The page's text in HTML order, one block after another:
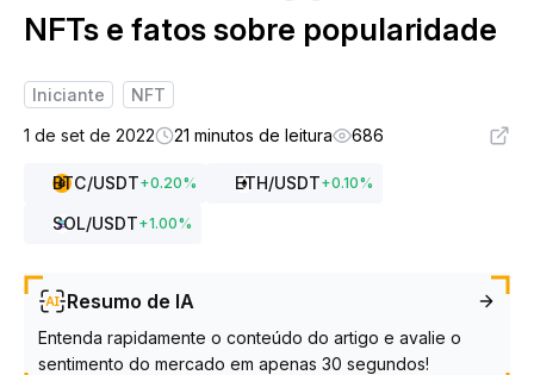
NFTs e fatos sobre popularidade
Iniciante
NFT
1 de set de 2022
21 minutos de leitura 686
BTC/USDT+0.20% ETH/USDT+0.10%
SOL/USDT+1.00%
Resumo de IA
Entenda rapidamente o conteúdo do artigo e avalie o
sentimento do mercado em apenas 30 segundos!